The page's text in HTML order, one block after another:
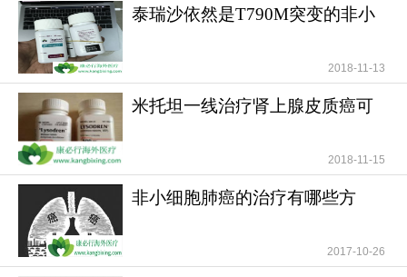
诚为您服务！
更多药品详情请访问
https://www.kangbixing.com/
泰瑞沙依然是T790M突变的非小
2018-11-13
米托坦一线治疗肾上腺皮质癌可
2018-11-15
非小细胞肺癌的治疗有哪些方
2017-10-26